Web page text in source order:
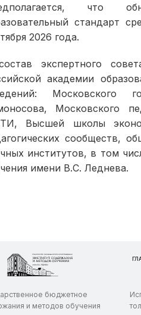
что
стандарт
2026 года.
экспертного
академии
Московского
Московского
Высшей школы
сообществ,
институтов, в том
имени В.С. Леднева.
бюджетное
и методов обучения